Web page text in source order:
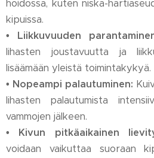
hoidossa, kuten niska-
kipuissa.
• Liikkuvuuden
lihasten joustavuutta ja
lisäämään yleistä toimintakykyä.
• Nopeampi palautuminen:
lihasten palautumista
vammojen jälkeen.
• Kivun pitkäaikainen
voidaan vaikuttaa suoraan